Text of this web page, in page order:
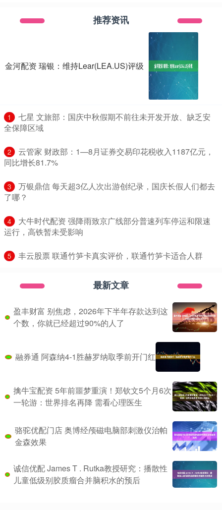
推荐资讯
金河配资 瑞银：维持Lear(LEA.US)评级
1
​七星 文旅部：国庆中秋假期不前往未开发开放、缺乏安
全保障区域
2
​云管家 财政部：1—8月证券交易印花税收入1187亿元，
同比增长81.7%
3
​万银鼎信 每天超3亿人次出游创纪录，国庆长假人们都去
了哪？
4
​大牛时代配资 强降雨致京广线部分普速列车停运和限速
运行，高铁暂未受影响
5 ​丰云股票 联通竹笋卡真实评价，联通竹笋卡适合人群
最新文章
盈丰财富 别焦虑，2026年下半年存款达到这
个数，你就已经超过90%的人了
融券通 阿森纳4-1胜赫罗纳取季前开门红
擒牛宝配资 5年前噩梦重演！郑钦文5个月6次
一轮游：世界排名再降 需看心理医生
骆驼优配门店 奥博经颅磁电脑部刺激仪治帕
金森效果
诚信优配 James T . Rutka教授研究：播散性
儿童低级别胶质瘤合并脑积水的预后